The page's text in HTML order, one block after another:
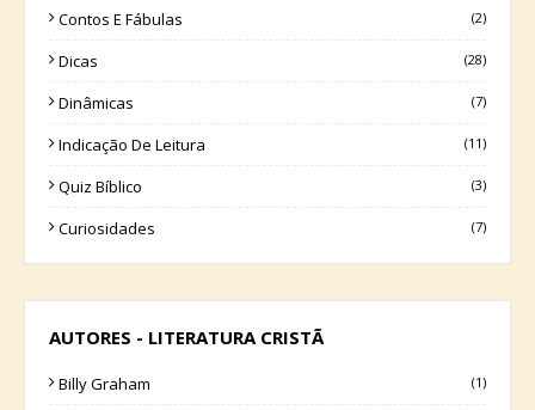
Contos E Fábulas (2)
Dicas (28)
Dinâmicas (7)
Indicação De Leitura (11)
Quiz Bíblico (3)
Curiosidades (7)
AUTORES - LITERATURA CRISTÃ
Billy Graham (1)